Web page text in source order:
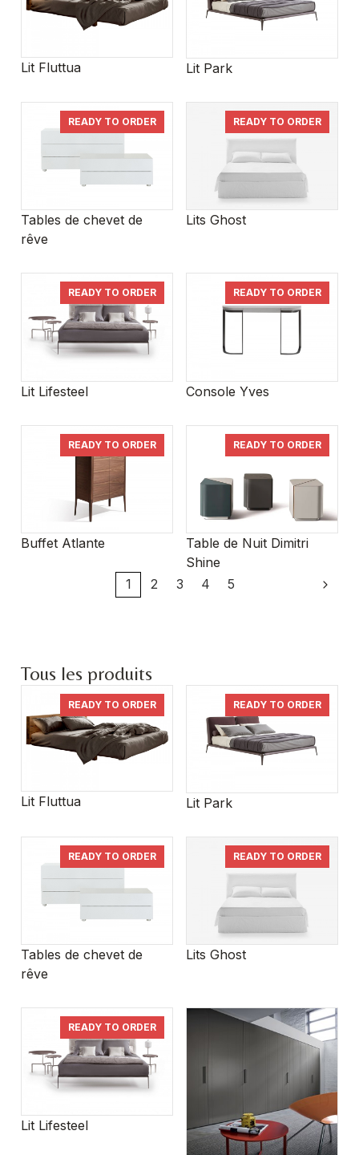
Lit Fluttua Lit Park
READY TO ORDER
Tables de chevet de
rêve
READY TO ORDER
Lits Ghost
READY TO ORDER
Lit Lifesteel
READY TO ORDER
Console Yves
READY TO ORDER
Buffet Atlante
READY TO ORDER
Table de Nuit Dimitri
Shine
1
2 3 4 5
Tous les produits
READY TO ORDER
Lit Fluttua
READY TO ORDER
Lit Park
READY TO ORDER
Tables de chevet de
rêve
READY TO ORDER
Lits Ghost
READY TO ORDER
Lit Lifesteel